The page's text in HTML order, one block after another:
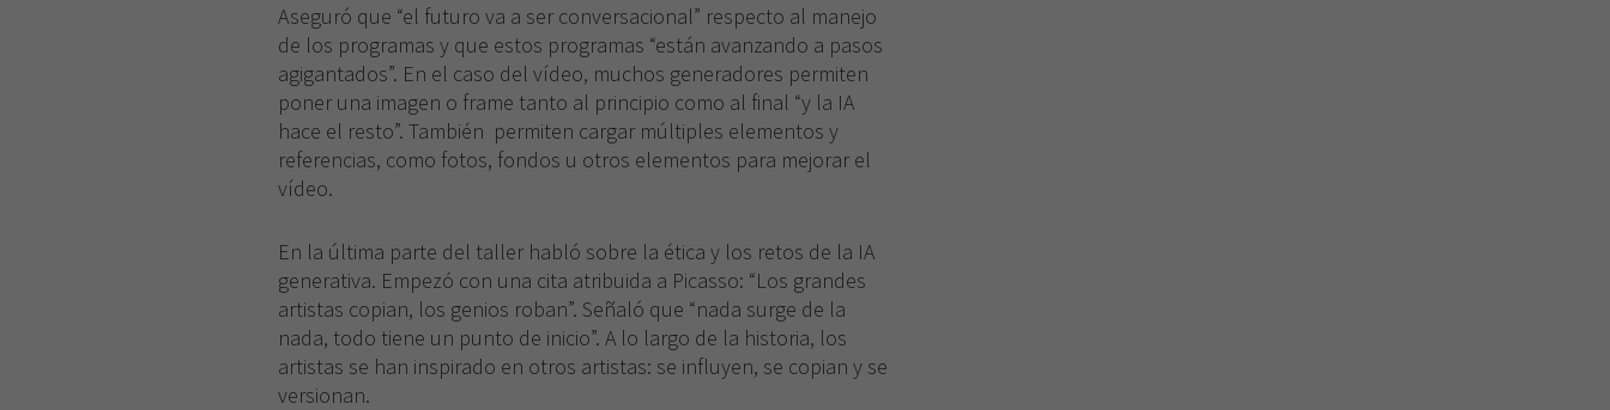
Aseguró que “el futuro va a ser conversacional” respecto al manejo
de los programas y que estos programas “están avanzando a pasos
agigantados”. En el caso del vídeo, muchos generadores permiten
poner una imagen o frame tanto al principio como al final “y la IA
hace el resto”. También permiten cargar múltiples elementos y
referencias, como fotos, fondos u otros elementos para mejorar el
vídeo.
En la última parte del taller habló sobre la ética y los retos de la IA
generativa. Empezó con una cita atribuida a Picasso: “Los grandes
artistas copian, los genios roban”. Señaló que “nada surge de la
nada, todo tiene un punto de inicio”. A lo largo de la historia, los
artistas se han inspirado en otros artistas: se influyen, se copian y se
versionan.